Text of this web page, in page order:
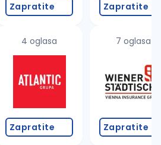
Zapratite
4 oglasa
Zapratite
Zapratite
7 oglasa
Zapratite